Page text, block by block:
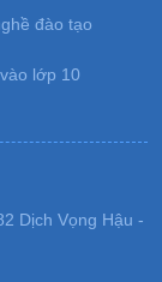
đào tạo
lớp 10
Dịch Vọng Hậu -